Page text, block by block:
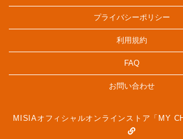
プライバシーポリシー
利用規約
FAQ
お問い合わせ
MISIAオフィシャルオンラインストア「MY